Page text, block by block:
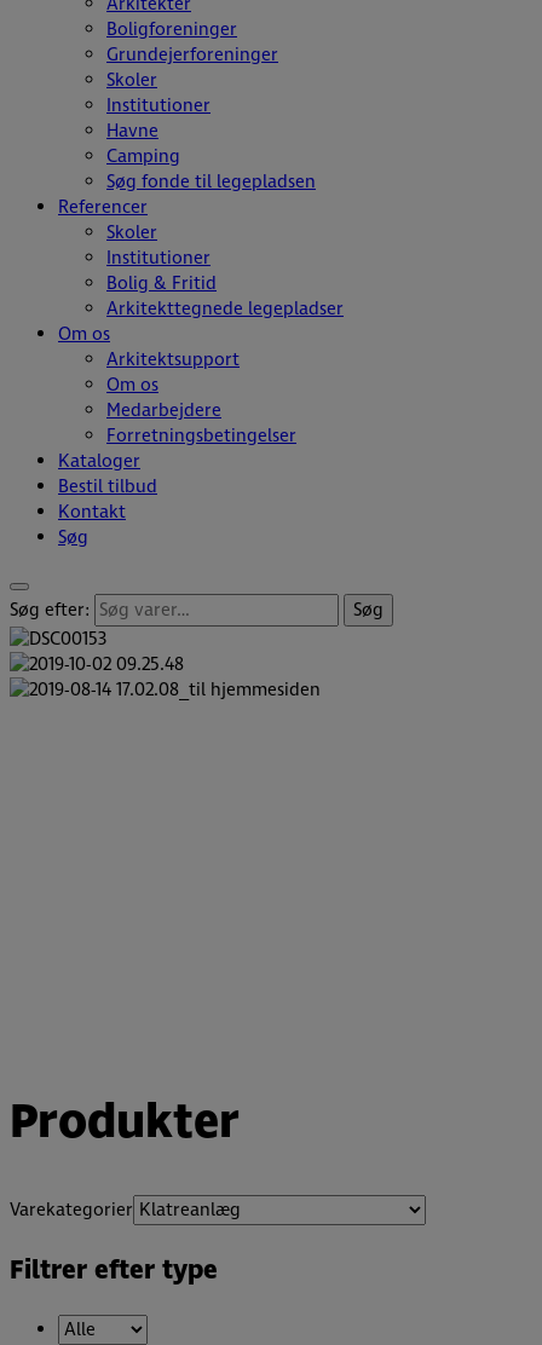
Boligforeninger
Grundejerforeninger
Skoler
Institutioner
Havne
Camping
Søg fonde til legepladsen
Referencer
Skoler
Institutioner
Bolig & Fritid
Arkitekttegnede legepladser
Om os
Arkitektsupport
Om os
Medarbejdere
Forretningsbetingelser
Kataloger
Bestil tilbud
Kontakt
Søg
Søg efter: Søg
Produkter
Varekategorier
Filtrer efter type